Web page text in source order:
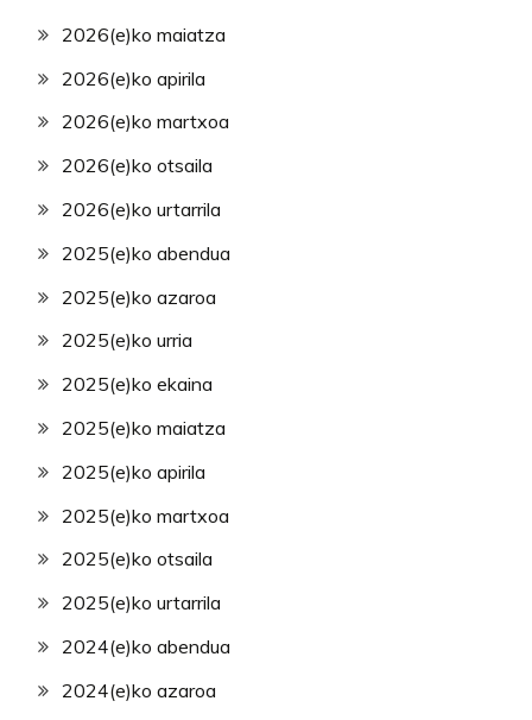
2026(e)ko maiatza
2026(e)ko apirila
2026(e)ko martxoa
2026(e)ko otsaila
2026(e)ko urtarrila
2025(e)ko abendua
2025(e)ko azaroa
2025(e)ko urria
2025(e)ko ekaina
2025(e)ko maiatza
2025(e)ko apirila
2025(e)ko martxoa
2025(e)ko otsaila
2025(e)ko urtarrila
2024(e)ko abendua
2024(e)ko azaroa